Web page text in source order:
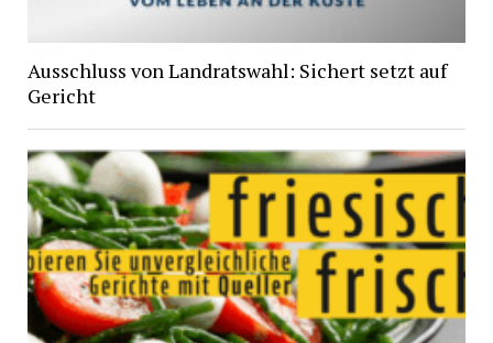
Ausschluss von Landratswahl: Sichert setzt auf
Gericht